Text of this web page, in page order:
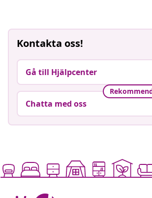
Kontakta oss!
Gå till Hjälpcenter
Chatta med oss